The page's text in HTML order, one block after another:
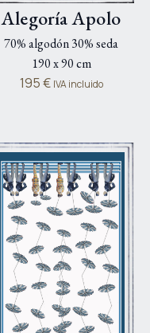
Alegoría Apolo
70% algodón 30% seda
190 x 90 cm
195€ IVA incluido